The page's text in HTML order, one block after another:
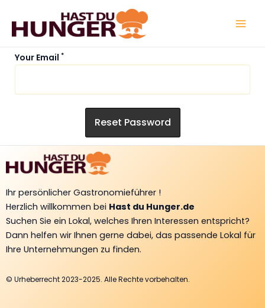
Inhalt
springen
Your Email *
Ihr persönlicher Gastronomieführer !
Herzlich willkommen bei Hast du Hunger.de
Suchen Sie ein Lokal, welches Ihren Interessen entspricht?
Dann helfen wir Ihnen gerne dabei, das passende Lokal für
Ihre Unternehmungen zu finden.
© Urheberrecht 2023-2025. Alle Rechte vorbehalten.